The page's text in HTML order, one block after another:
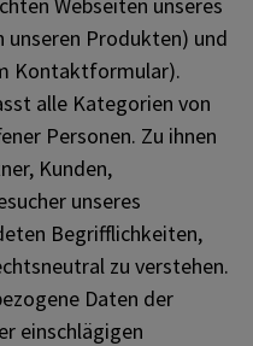
unseren Produkten) und
Kontaktformular).
alle Kategorien von
Personen. Zu ihnen
Kunden,
unseres
Begrifflichkeiten,
zu verstehen.
Daten der
einschlägigen